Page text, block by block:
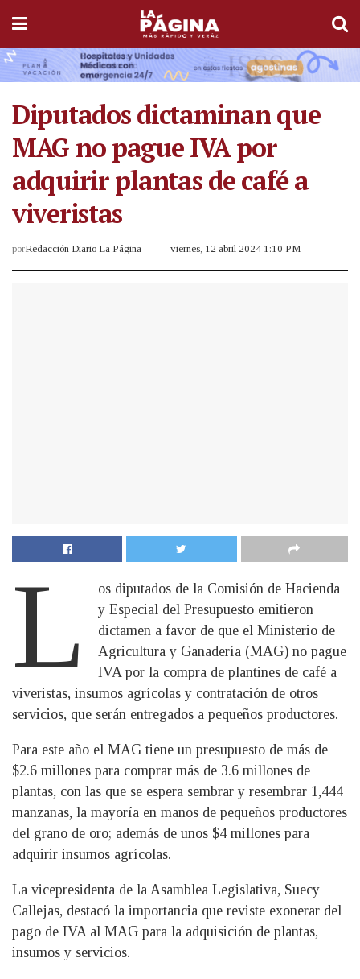
Diputados dictaminan que
MAG no pague IVA por
adquirir plantas de café a
viveristas
porRedacción Diario La Página viernes, 12 abril 2024 1:10 PM
L
os diputados de la Comisión de Hacienda
y Especial del Presupuesto emitieron
dictamen a favor de que el Ministerio de
Agricultura y Ganadería (MAG) no pague
IVA por la compra de plantines de café a
viveristas, insumos agrícolas y contratación de otros
servicios, que serán entregados a pequeños productores.
Para este año el MAG tiene un presupuesto de más de
$2.6 millones para comprar más de 3.6 millones de
plantas, con las que se espera sembrar y resembrar 1,444
manzanas, la mayoría en manos de pequeños productores
del grano de oro; además de unos $4 millones para
adquirir insumos agrícolas.
La vicepresidenta de la Asamblea Legislativa, Suecy
Callejas, destacó la importancia que reviste exonerar del
pago de IVA al MAG para la adquisición de plantas,
insumos y servicios.